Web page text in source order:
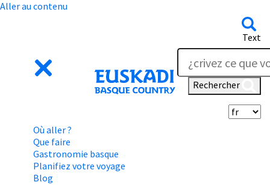
Aller au contenu
Text
Rechercher
Où aller ?
Que faire
Gastronomie basque
Planifiez votre voyage
Blog